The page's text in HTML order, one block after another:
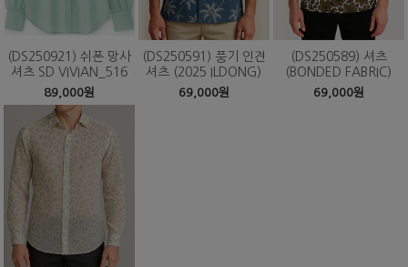
(DS250921) 쉬폰 망사
셔츠 SD VIVIAN_516
89,000원
(DS250591) 풍기 인견
셔츠 (2025 ILDONG)
69,000원
(DS250589) 셔츠
(BONDED FABRIC)
69,000원